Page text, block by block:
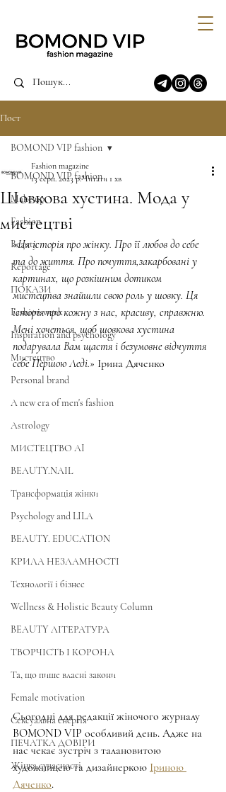
Пост
BOMOND VIP fashion
Make up
Fashion
Beauty
Reportage
ПОКАЗИ
Fashion week
Inspiration and psychology
Мистецтво
Personal brand
A new era of men's fashion
Astrology
МИСТЕЦТВО AI
BEAUTY.NAIL
Трансформація жінки
Psychology and LILA
BEAUTY. EDUCATION
КРИЛА НЕЗЛАМНОСТІ
Технології і бізнес
Wellness & Holistic Beauty Column
BEAUTY ЛІТЕРАТУРА
ТВОРЧІСТЬ І КОРОНА
Та, що пише власні закони
Female motivation
Сексуальна енергія
ПЕЧАТКА ДОВІРИ
Жінка сучасності
BOMOND VIP fashion
Шовкова хустина. Мода у
мистецтві
Fashion magazine
13 серп. 2023 р.Читати 1 хв
«Ця історія про жінку. Про її любов до себе
та до життя. Про почуття,закарбовані у
картинах, що розкішним дотиком
мистецтва знайшли свою роль у шовку. Ця
історія про кожну з нас, красиву, справжню.
Мені хочеться, щоб шовкова хустина
подарувала Вам щастя і безумовне відчуття
себе Першою Леді.» Ірина Дяченко
Сьогодні для редакції жіночого журналу
BOMOND VIP особливий день. Адже на
нас чекає зустріч з талановитою
художницею та дизайнеркою Іриною
Дяченко.